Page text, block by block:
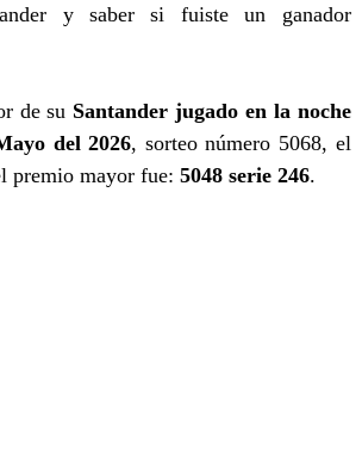
y saber si fuiste un ganador
de su Santander jugado en la noche
del 2026, sorteo número 5068, el
premio mayor fue: 5048 serie 246.